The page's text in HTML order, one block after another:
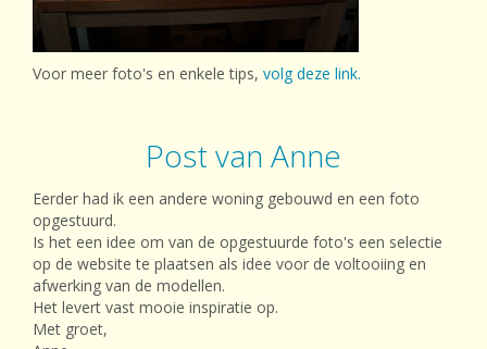
Voor meer foto's en enkele tips, volg deze link.
Post van Anne
Eerder had ik een andere woning gebouwd en een foto
opgestuurd.
Is het een idee om van de opgestuurde foto's een selectie
op de website te plaatsen als idee voor de voltooiing en
afwerking van de modellen.
Het levert vast mooie inspiratie op.
Met groet,